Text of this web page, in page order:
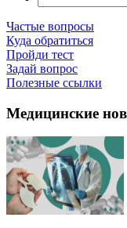
Частые вопросы
Куда обратиться
Пройди тест
Задай вопрос
Полезные ссылки
Медицинские